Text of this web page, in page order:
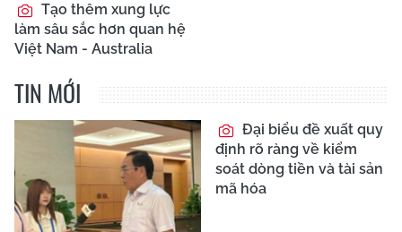
Tạo thêm xung lực
làm sâu sắc hơn quan hệ
Việt Nam - Australia
TIN MỚI
Đại biểu đề xuất quy
định rõ ràng về kiểm
soát dòng tiền và tài sản
mã hóa